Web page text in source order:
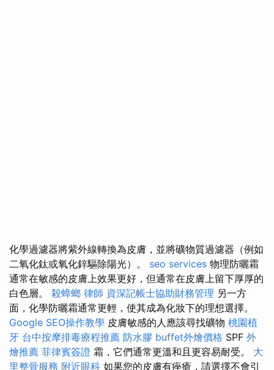
化學過濾器將紫外線轉換為皮膚，並將礦物質過濾器（例如
二氧化鈦或氧化鋅驅除陽光）。 seo services 物理防曬霜
通常在敏感的皮膚上效果更好，但通常在皮膚上留下厚厚的
白色層。 殺蟑螂 律師 資深記帳士協助財務管理 另一方
面，化學防曬霜通常更輕，使其成為化妝下的理想選擇。
Google SEO操作教學 皮膚敏感的人應該尋找礦物 桃園植
牙 台中按摩排毒療程推薦 防水膠 buffet外燴價格 SPF 外
燴推薦 菲律賓簽證 霜，它們通常更溫和且更容易耐受。 大
里整骨服務 附近眼科 如果您的皮膚有痤瘡，請選擇不會引